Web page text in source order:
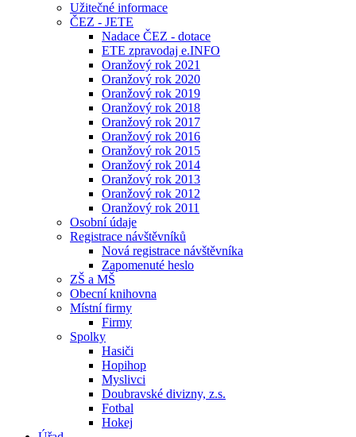
Užitečné informace
ČEZ - JETE
Nadace ČEZ - dotace
ETE zpravodaj e.INFO
Oranžový rok 2021
Oranžový rok 2020
Oranžový rok 2019
Oranžový rok 2018
Oranžový rok 2017
Oranžový rok 2016
Oranžový rok 2015
Oranžový rok 2014
Oranžový rok 2013
Oranžový rok 2012
Oranžový rok 2011
Osobní údaje
Registrace návštěvníků
Nová registrace návštěvníka
Zapomenuté heslo
ZŠ a MŠ
Obecní knihovna
Místní firmy
Firmy
Spolky
Hasiči
Hopihop
Myslivci
Doubravské divizny, z.s.
Fotbal
Hokej